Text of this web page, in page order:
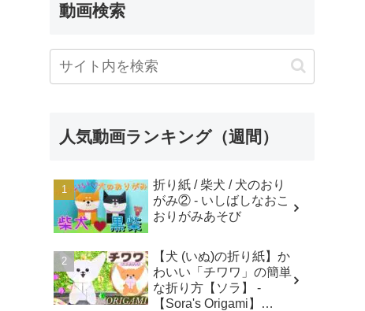
動画検索
人気動画ランキング（週間）
折り紙 / 柴犬 / 犬のおり
がみ② - いしばしなおこ
おりがみあそび
【犬 (いぬ)の折り紙】か
わいい「チワワ」の簡単
な折り方【ソラ】 -
【Sora's Origami】